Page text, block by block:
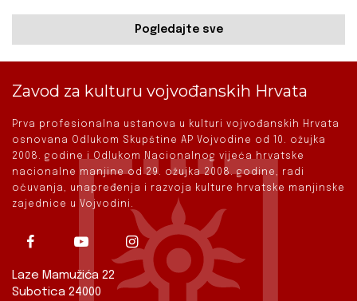
Pogledajte sve
Zavod za kulturu vojvođanskih Hrvata
Prva profesionalna ustanova u kulturi vojvođanskih Hrvata
osnovana Odlukom Skupštine AP Vojvodine od 10. ožujka
2008. godine i Odlukom Nacionalnog vijeća hrvatske
nacionalne manjine od 29. ožujka 2008. godine, radi
očuvanja, unapređenja i razvoja kulture hrvatske manjinske
zajednice u Vojvodini.
Laze Mamužića 22
Subotica 24000